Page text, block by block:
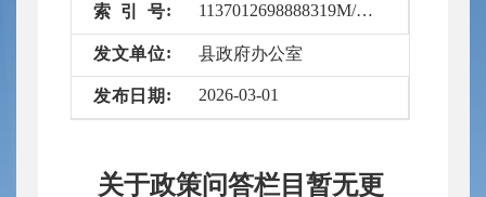
索 引 号 1137012698888319M/2026-6729310
发文单位 县政府办公室
发布 日 期 2026-03-01
关于政策问答栏目暂无更